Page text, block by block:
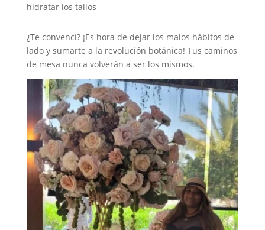
hidratar los tallos
¿Te convencí? ¡Es hora de dejar los malos hábitos de
lado y sumarte a la revolución botánica! Tus caminos
de mesa nunca volverán a ser los mismos.